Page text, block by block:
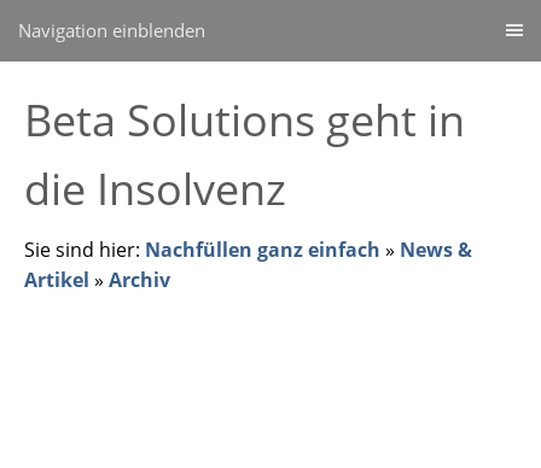
Navigation einblenden
Beta Solutions geht in
die Insolvenz
Sie sind hier: Nachfüllen ganz einfach » News &
Artikel » Archiv